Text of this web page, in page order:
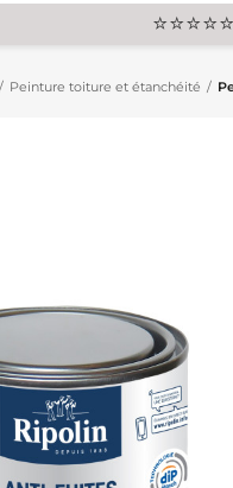
Peinture toiture et étanchéité